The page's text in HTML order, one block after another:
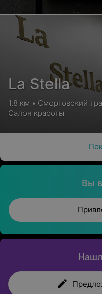
La Stella
1.8 км • Сморговский
Салон красоты
Вы